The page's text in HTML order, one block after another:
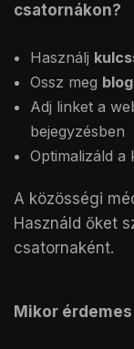
csatornákon?
Használj
Ossz meg
Adj linket a
bejegyzésben
Optimalizáld a
A közösségi
Használd őket
csatornaként.
Mikor